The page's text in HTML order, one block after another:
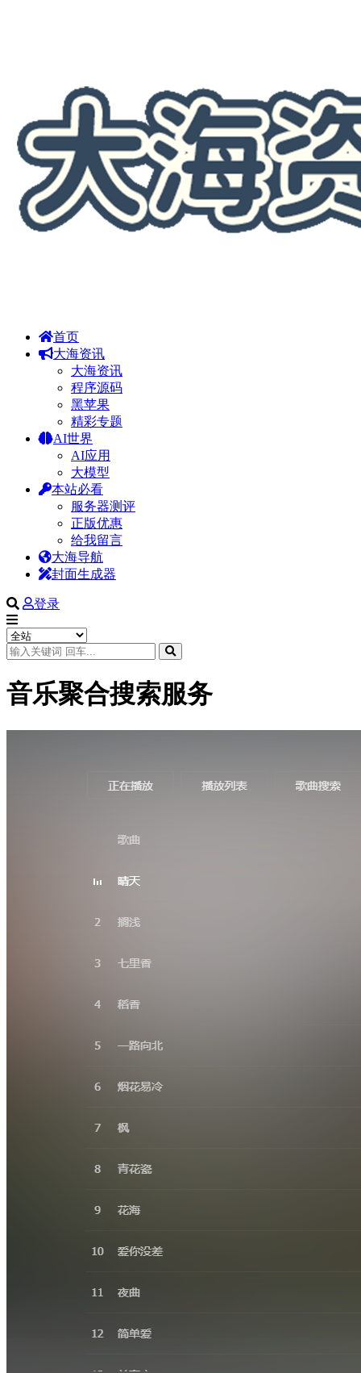
首页
大海资讯
大海资讯
程序源码
黑苹果
精彩专题
AI世界
AI应用
大模型
本站必看
服务器测评
正版优惠
给我留言
大海导航
封面生成器
登录
音乐聚合搜索服务